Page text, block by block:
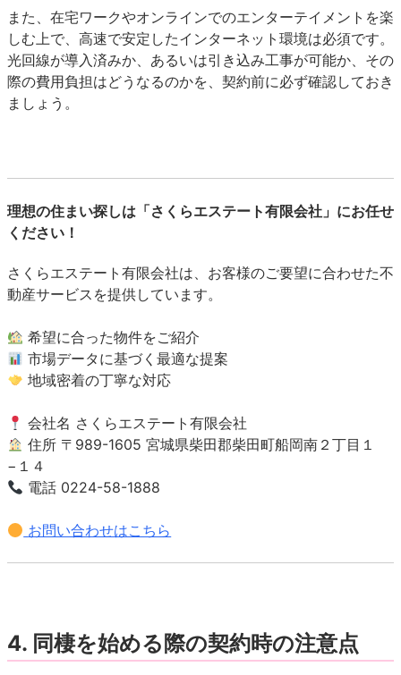
また、在宅ワークやオンラインでのエンターテイメントを楽
しむ上で、高速で安定したインターネット環境は必須です。
光回線が導入済みか、あるいは引き込み工事が可能か、その
際の費用負担はどうなるのかを、契約前に必ず確認しておき
ましょう。
理想の住まい探しは「さくらエステート有限会社」にお任せ
ください！
さくらエステート有限会社は、お客様のご要望に合わせた不
動産サービスを提供しています。
希望に合った物件をご紹介
市場データに基づく最適な提案
地域密着の丁寧な対応
会社名 さくらエステート有限会社
住所 〒989-1605 宮城県柴田郡柴田町船岡南２丁目１
−１４
電話 0224-58-1888
お問い合わせはこちら
4. 同棲を始める際の契約時の注意点